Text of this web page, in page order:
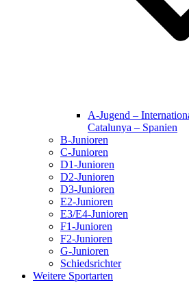
A-Jugend –
Catalunya – Spanien
B-Junioren
C-Junioren
D1-Junioren
D2-Junioren
D3-Junioren
E2-Junioren
E3/E4-Junioren
F1-Junioren
F2-Junioren
G-Junioren
Schiedsrichter
Weitere Sportarten